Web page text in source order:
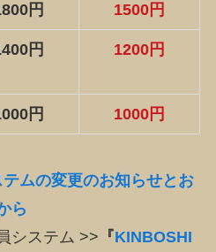
円 1500円
円 1200円
円 1000円
ムの変更のお知らせとお
ら
システム >> 『KINBOSHI